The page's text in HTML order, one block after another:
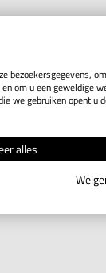
bezoekersgegevens,
om u een geweldige
we gebruiken opent u
alles